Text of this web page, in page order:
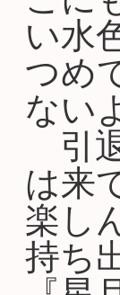
い水
つめ
ない
引
は来
楽し
持ち